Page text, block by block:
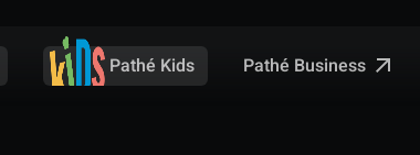
Pathé Kids Pathé Business